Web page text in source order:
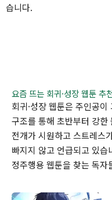
습니다.
요즘 뜨는 회귀·성장 웹툰 추
회귀·성장 웹툰은 주인공
구조를 통해 초반부터 강한
전개가 시원하고 스트레스
빠지지 않고 언급되고 있습
정주행용 웹툰을 찾는 독